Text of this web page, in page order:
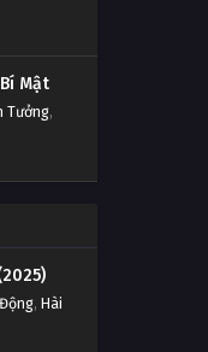
Mật
Tưởng,
, Hài